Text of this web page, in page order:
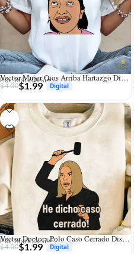
Vector Mujer Ojos Arriba Hartazgo Diseño para Sublimación Humor
Por: Mark Designs
$4.00$1.99
Vector Doctora Polo Caso Cerrado Diseño para Sublimación Humor
Por: Mark Designs
$4.00$1.99